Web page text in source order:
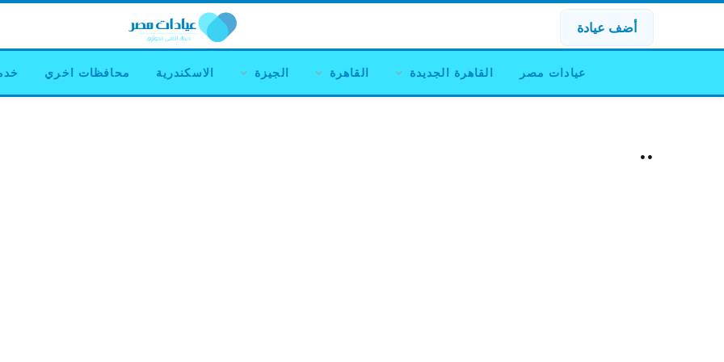
أضف عيادة
عيادات مصر القاهرة الجديدة القاهرة الجيزة الاسكندرية محافظات اخري
..